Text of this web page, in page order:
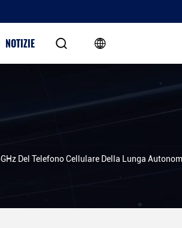
NOTIZIE
Del Telefono Cellulare Della Lunga